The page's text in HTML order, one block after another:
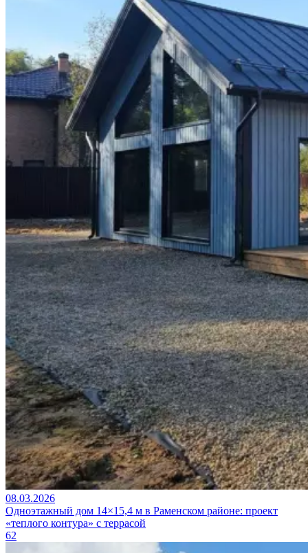
08.03.2026
Одноэтажный дом 14×15,4 м в Раменском районе: проект
«теплого контура» с террасой
62